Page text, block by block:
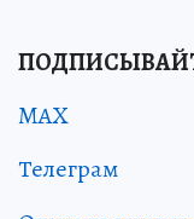
MAX
Телеграм